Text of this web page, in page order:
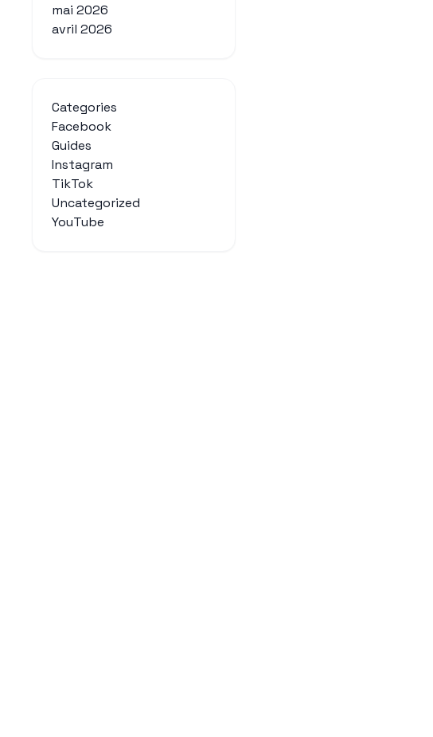
mai 2026
avril 2026
Categories
Facebook
Guides
Instagram
TikTok
Uncategorized
YouTube